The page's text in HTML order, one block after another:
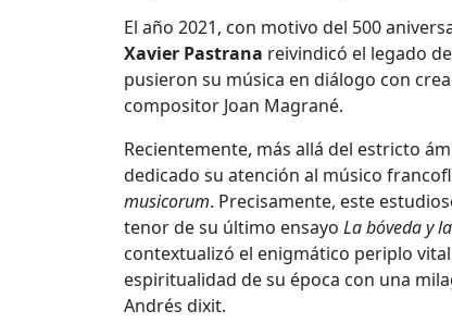
El año 2021, con motivo del 500
Xavier Pastrana reivindicó el legado
pusieron su música en diálogo con
compositor Joan Magrané.
Recientemente, más allá del estricto
dedicado su atención al músico
musicorum. Precisamente, este
tenor de su último ensayo La bóveda y
contextualizó el enigmático periplo
espiritualidad de su época con una
Andrés dixit.